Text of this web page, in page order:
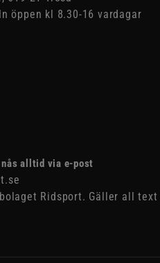
öppen kl 8.30-16 vardagar
alltid via e-post
Ridsport. Gäller all text